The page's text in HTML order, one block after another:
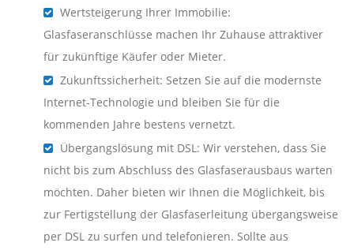
Wertsteigerung Ihrer Immobilie:
Glasfaseranschlüsse machen Ihr Zuhause attraktiver
für zukünftige Käufer oder Mieter.
Zukunftssicherheit: Setzen Sie auf die modernste
Internet-Technologie und bleiben Sie für die
kommenden Jahre bestens vernetzt.
Übergangslösung mit DSL: Wir verstehen, dass Sie
nicht bis zum Abschluss des Glasfaserausbaus warten
möchten. Daher bieten wir Ihnen die Möglichkeit, bis
zur Fertigstellung der Glasfaserleitung übergangsweise
per DSL zu surfen und telefonieren. Sollte aus